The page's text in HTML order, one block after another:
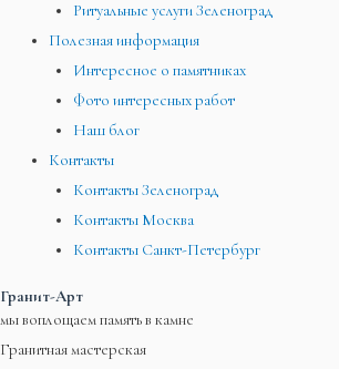
Ритуальные услуги Зеленоград
Полезная информация
Интересное о памятниках
Фото интересных работ
Наш блог
Контакты
Контакты Зеленоград
Контакты Москва
Контакты Санкт-Петербург
Гранит-Арт
мы воплощаем память в камне
Гранитная мастерская